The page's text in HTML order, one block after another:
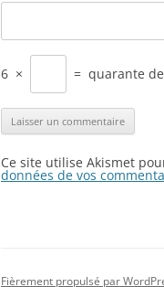
6 × = quarante
Ce site utilise Akismet
données de vos
Fièrement propulsé par